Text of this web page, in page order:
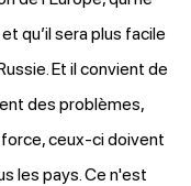
qu’il sera plus facile
Et il convient de
des problèmes,
force, ceux-ci doivent
les pays. Ce n'est